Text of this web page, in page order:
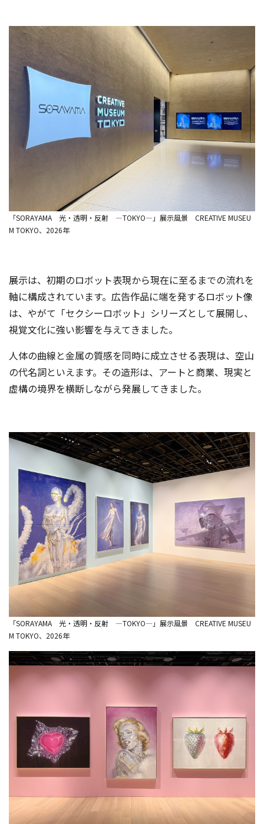
「SORAYAMA 光・透明・反射 ―TOKYO―」展示風景 CREATIVE MUSEU
M TOKYO、2026年
展示は、初期のロボット表現から現在に至るまでの流れを
軸に構成されています。広告作品に端を発するロボット像
は、やがて「セクシーロボット」シリーズとして展開し、
視覚文化に強い影響を与えてきました。
人体の曲線と金属の質感を同時に成立させる表現は、空山
の代名詞といえます。その造形は、アートと商業、現実と
虚構の境界を横断しながら発展してきました。
「SORAYAMA 光・透明・反射 ―TOKYO―」展示風景 CREATIVE MUSEU
M TOKYO、2026年